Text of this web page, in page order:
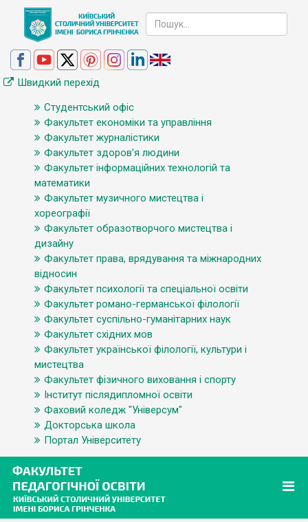
Швидкий перехід
Студентський офіс
Факультет економіки та управління
Факультет журналістики
Факультет здоров’я людини
Факультет інформаційних технологій та
математики
Факультет музичного мистецтва і
хореографії
Факультет образотворчого мистецтва і
дизайну
Факультет права, врядування та міжнародних
відносин
Факультет психології та спеціальної освіти
Факультет романо-германської філології
Факультет суспільно-гуманітарних наук
Факультет східних мов
Факультет української філології, культури і
мистецтва
Факультет фізичного виховання і спорту
Інститут післядипломної освіти
Фаховий коледж "Універсум"
Докторська школа
Портал Університету